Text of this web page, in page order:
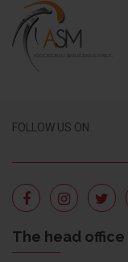
FOLLOW US ON
The head office